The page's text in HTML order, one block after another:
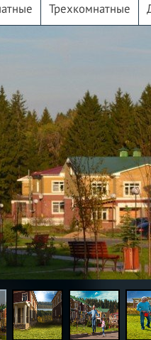
Трехкомнатные